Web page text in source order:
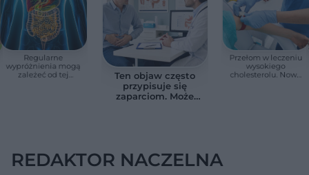
Regularne
wypróżnienia mogą
zależeć od tej
Ten objaw często
przypisuje się
zaparciom. Może
Przełom w leczeniu
wysokiego
cholesterolu. Nowa
REDAKTOR NACZELNA